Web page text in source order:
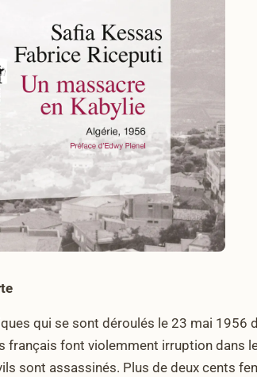
qui se sont déroulés le 23 mai 1956
français font violemment irruption dans
sont assassinés. Plus de deux cents